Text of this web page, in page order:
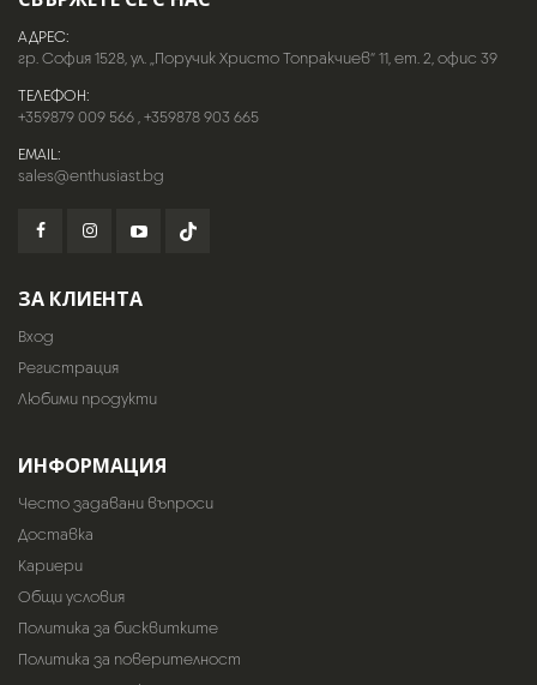
АДРЕС:
гр. София 1528, ул. „Поручик Христо Топракчиев“ 11, ет. 2, офис 39
ТЕЛЕФОН:
+359879 009 566,+359878 903 665
EMAIL:
sales@enthusiast.bg
ЗА КЛИЕНТА
Вход
Регистрация
Любими продукти
ИНФОРМАЦИЯ
Често задавани въпроси
Доставка
Кариери
Общи условия
Политика за бисквитките
Политика за поверителност